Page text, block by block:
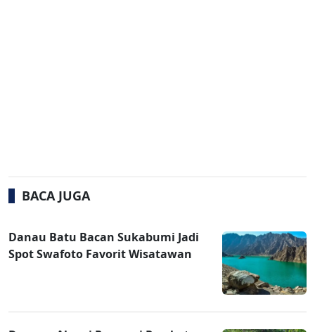
BACA JUGA
Danau Batu Bacan Sukabumi Jadi
Spot Swafoto Favorit Wisatawan